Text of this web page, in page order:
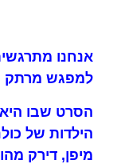
אנחנו
למפגש מרתק
הסרט שבו היא
הילדות של
מיפן, דירק